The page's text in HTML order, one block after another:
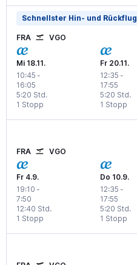
Schnellster Hin- und Rückflug
FRA VGO
Mi 18.11.
10:45 -
16:05
1 Stopp
5:20 Std.
Fr 20.11.
12:35 -
17:55
1 Stopp
5:20 Std.
FRA VGO
Fr 4.9.
19:10 -
7:50
1 Stopp
12:40 Std.
Do 10.9.
12:35 -
17:55
1 Stopp
5:20 Std.